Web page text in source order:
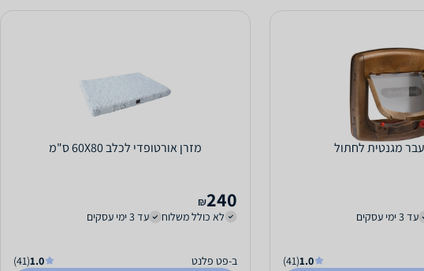
מגנטית לחתול
עד 3 ימי עסקים
1.0
(41)
מזרן אורטופדי לכלב 60X80 ס"מ
240
₪
לא כולל משלוח
עד 3 ימי עסקים
ב-פט פלנט 1.0
(41)